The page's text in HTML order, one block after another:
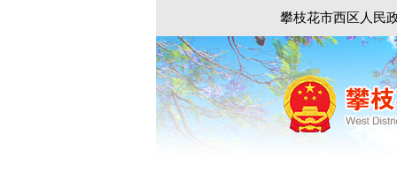
攀枝花市西区人民